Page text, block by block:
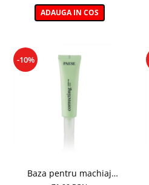
ADAUGA IN COS
-10%
Baza pentru machiaj